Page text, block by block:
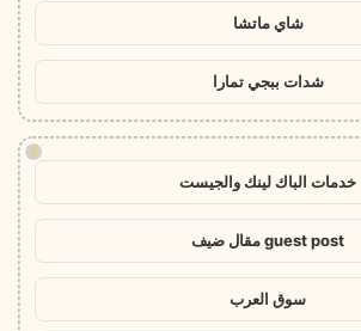
شاي ماتشا
شدات ببجي تمارا
!
خدمات الباك لينك والجيست
guest post مقال ضيف
سوق العرب